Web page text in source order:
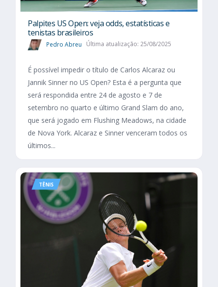
Palpites US Open: veja odds, estatísticas e
tenistas brasileiros
Pedro Abreu Última atualização: 25/08/2025
É possível impedir o título de Carlos Alcaraz ou
Jannik Sinner no US Open? Esta é a pergunta que
será respondida entre 24 de agosto e 7 de
setembro no quarto e último Grand Slam do ano,
que será jogado em Flushing Meadows, na cidade
de Nova York. Alcaraz e Sinner venceram todos os
últimos...
TÊNIS